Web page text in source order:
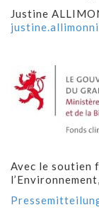
Justine
Avec le soutien